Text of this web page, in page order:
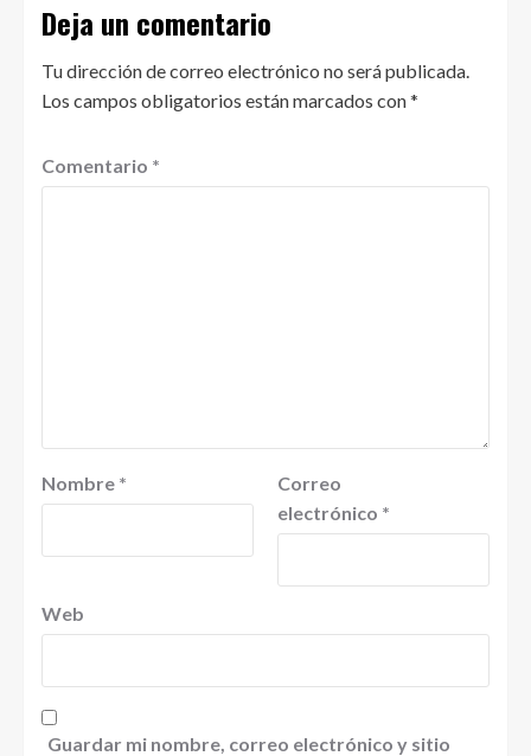
Deja un comentario
Tu dirección de correo electrónico no será publicada.
Los campos obligatorios están marcados con*
Comentario *
Nombre *
Correo
electrónico *
Web
Guardar mi nombre, correo electrónico y sitio